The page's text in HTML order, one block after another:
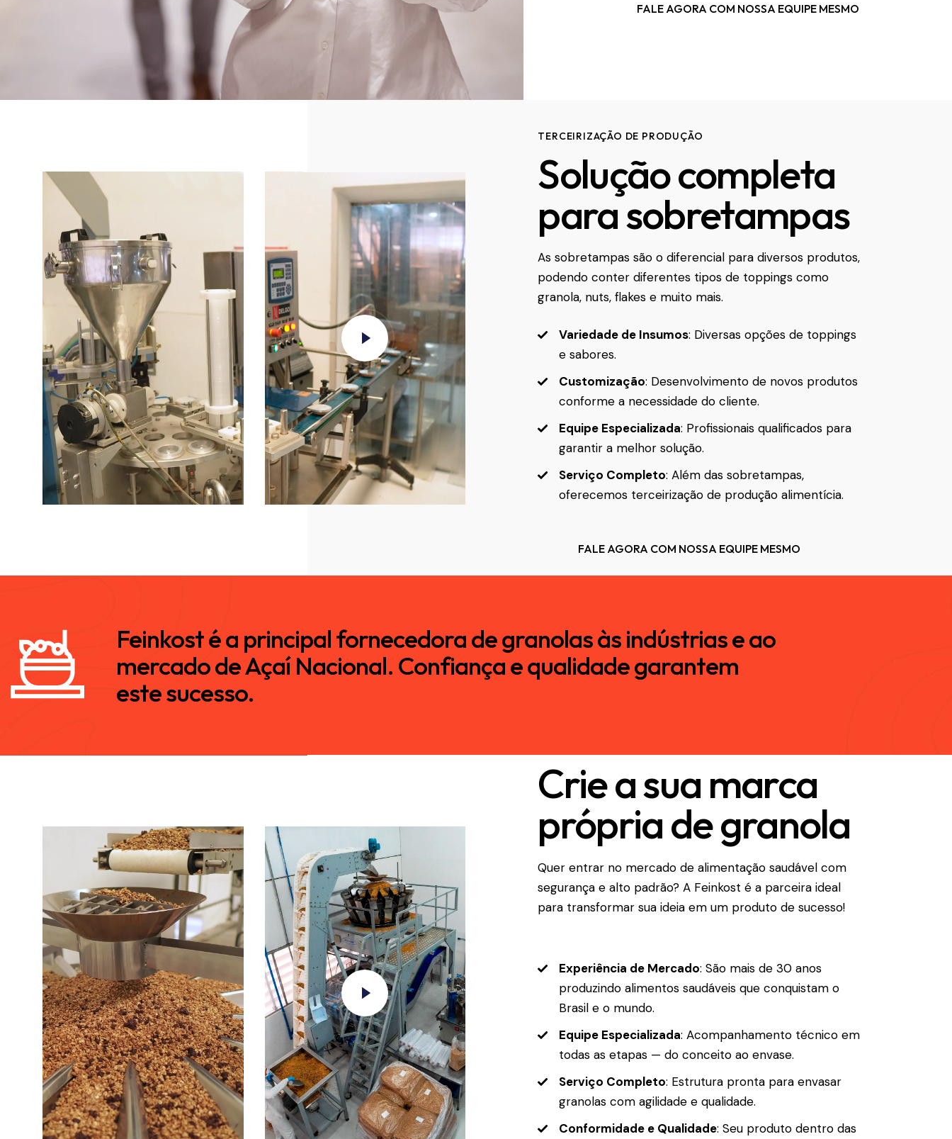
FALE AGORA COM NOSSA EQUIPE MESMO
TERCEIRIZAÇÃO DE PRODUÇÃO
Solução completa
para sobretampas
As sobretampas são o diferencial para diversos produtos,
podendo conter diferentes tipos de toppings como
granola, nuts, flakes e muito mais.
Variedade de Insumos: Diversas opções de toppings
e sabores.
Customização: Desenvolvimento de novos produtos
conforme a necessidade do cliente.
Equipe Especializada: Profissionais qualificados para
garantir a melhor solução.
Serviço Completo: Além das sobretampas,
oferecemos terceirização de produção alimentícia.
FALE AGORA COM NOSSA EQUIPE MESMO
Feinkost é a principal fornecedora de granolas às indústrias e ao
mercado de Açaí Nacional. Confiança e qualidade garantem
este sucesso.
Crie a sua marca
própria de granola
Quer entrar no mercado de alimentação saudável com
segurança e alto padrão? A Feinkost é a parceira ideal
para transformar sua ideia em um produto de sucesso!
Experiência de Mercado: São mais de 30 anos
produzindo alimentos saudáveis que conquistam o
Brasil e o mundo.
Equipe Especializada: Acompanhamento técnico em
todas as etapas — do conceito ao envase.
Serviço Completo: Estrutura pronta para envasar
granolas com agilidade e qualidade.
Conformidade e Qualidade: Seu produto dentro das